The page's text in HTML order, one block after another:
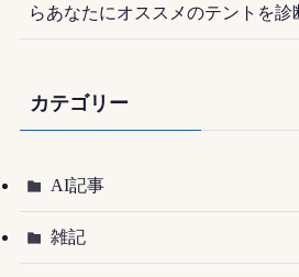
らあなたにオススメのテントを
カテゴリー
AI記事
雑記